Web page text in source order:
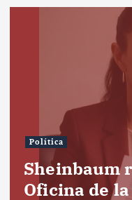
Política
Sheinbaum
Oficina de